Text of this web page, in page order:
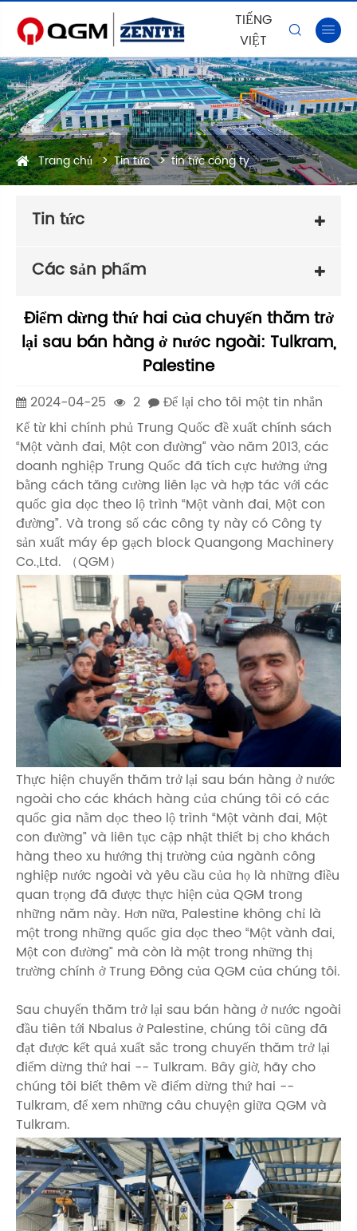
TIẾNG
VIỆT
 
Trang chủ Tin tức tin tức công ty
Tin tức
Các sản phẩm
Điểm dừng thứ hai của chuyến thăm trở
lại sau bán hàng ở nước ngoài: Tulkram,
Palestine
2024-04-25 2
Để lại cho tôi một tin nhắn
Kể từ khi chính phủ Trung Quốc đề xuất chính sách
“Một vành đai, Một con đường” vào năm 2013, các
doanh nghiệp Trung Quốc đã tích cực hưởng ứng
bằng cách tăng cường liên lạc và hợp tác với các
quốc gia dọc theo lộ trình “Một vành đai, Một con
đường”. Và trong số các công ty này có Công ty
sản xuất máy ép gạch block Quangong Machinery
Co.,Ltd. （QGM）
Thực hiện chuyến thăm trở lại sau bán hàng ở nước
ngoài cho các khách hàng của chúng tôi có các
quốc gia nằm dọc theo lộ trình “Một vành đai, Một
con đường” và liên tục cập nhật thiết bị cho khách
hàng theo xu hướng thị trường của ngành công
nghiệp nước ngoài và yêu cầu của họ là những điều
quan trọng đã được thực hiện của QGM trong
những năm này. Hơn nữa, Palestine không chỉ là
một trong những quốc gia dọc theo “Một vành đai,
Một con đường” mà còn là một trong những thị
trường chính ở Trung Đông của QGM của chúng tôi.
Sau chuyến thăm trở lại sau bán hàng ở nước ngoài
đầu tiên tới Nbalus ở Palestine, chúng tôi cũng đã
đạt được kết quả xuất sắc trong chuyến thăm trở lại
điểm dừng thứ hai -- Tulkram. Bây giờ, hãy cho
chúng tôi biết thêm về điểm dừng thứ hai --
Tulkram, để xem những câu chuyện giữa QGM và
Tulkram.